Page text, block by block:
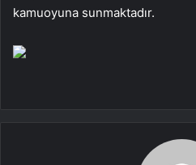
kamuoyuna sunmaktadır.